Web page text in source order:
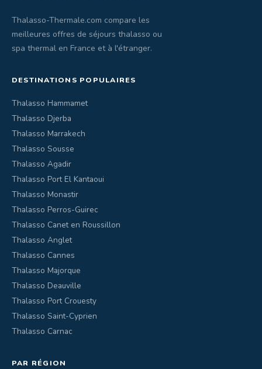
Thalasso-Thermale.com compare les
meilleures offres de séjours thalasso ou
spa thermal en France et à l'étranger.
DESTINATIONS POPULAIRES
Thalasso Hammamet
Thalasso Djerba
Thalasso Marrakech
Thalasso Sousse
Thalasso Agadir
Thalasso Port El Kantaoui
Thalasso Monastir
Thalasso Perros-Guirec
Thalasso Canet en Roussillon
Thalasso Anglet
Thalasso Cannes
Thalasso Majorque
Thalasso Deauville
Thalasso Port Crouesty
Thalasso Saint-Cyprien
Thalasso Carnac
PAR RÉGION